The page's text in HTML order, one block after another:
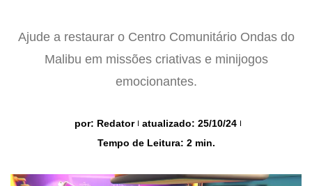
Ajude a restaurar o Centro Comunitário Ondas do
Malibu em missões criativas e minijogos
emocionantes.
por: Redator
atualizado: 25/10/24
Tempo de Leitura: 2 min.